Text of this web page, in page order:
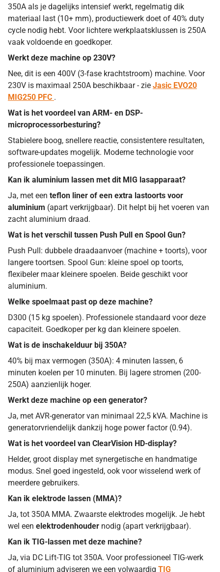
350A als je dagelijks intensief werkt, regelmatig dik
materiaal last (10+ mm), productiewerk doet of 40% duty
cycle nodig hebt. Voor lichtere werkplaatsklussen is 250A
vaak voldoende en goedkoper.
Werkt deze machine op 230V?
Nee, dit is een 400V (3-fase krachtstroom) machine. Voor
230V is maximaal 250A beschikbaar - zie Jasic EVO20
MIG250 PFC .
Wat is het voordeel van ARM- en DSP-
microprocessorbesturing?
Stabielere boog, snellere reactie, consistentere resultaten,
software-updates mogelijk. Moderne technologie voor
professionele toepassingen.
Kan ik aluminium lassen met dit MIG lasapparaat?
Ja, met een teflon liner of een extra lastoorts voor
aluminium (apart verkrijgbaar). Dit helpt bij het voeren van
zacht aluminium draad.
Wat is het verschil tussen Push Pull en Spool Gun?
Push Pull: dubbele draadaanvoer (machine + toorts), voor
langere toortsen. Spool Gun: kleine spoel op toorts,
flexibeler maar kleinere spoelen. Beide geschikt voor
aluminium.
Welke spoelmaat past op deze machine?
D300 (15 kg spoelen). Professionele standaard voor deze
capaciteit. Goedkoper per kg dan kleinere spoelen.
Wat is de inschakelduur bij 350A?
40% bij max vermogen (350A): 4 minuten lassen, 6
minuten koelen per 10 minuten. Bij lagere stromen (200-
250A) aanzienlijk hoger.
Werkt deze machine op een generator?
Ja, met AVR-generator van minimaal 22,5 kVA. Machine is
generatorvriendelijk dankzij hoge power factor (0.94).
Wat is het voordeel van ClearVision HD-display?
Helder, groot display met synergetische en handmatige
modus. Snel goed ingesteld, ook voor wisselend werk of
meerdere gebruikers.
Kan ik elektrode lassen (MMA)?
Ja, tot 350A MMA. Zwaarste elektrodes mogelijk. Je hebt
wel een elektrodenhouder nodig (apart verkrijgbaar).
Kan ik TIG-lassen met deze machine?
Ja, via DC Lift-TIG tot 350A. Voor professioneel TIG-werk
of aluminium adviseren we een volwaardig TIG